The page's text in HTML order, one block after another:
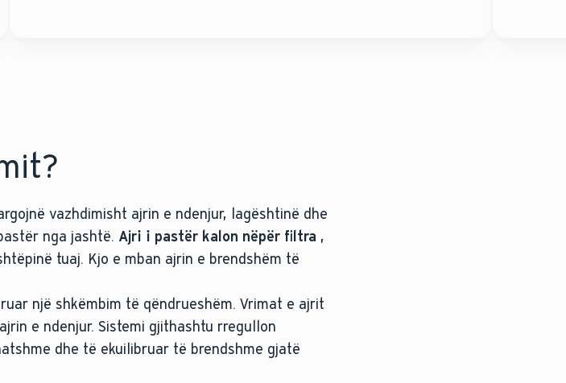
vazhdimisht ajrin e ndenjur, lagështinë dhe
nga jashtë. Ajri i pastër kalon nëpër filtra ,
tuaj. Kjo e mban ajrin e brendshëm të
një shkëmbim të qëndrueshëm. Vrimat e ajrit
e ndenjur. Sistemi gjithashtu rregullon
dhe të ekuilibruar të brendshme gjatë